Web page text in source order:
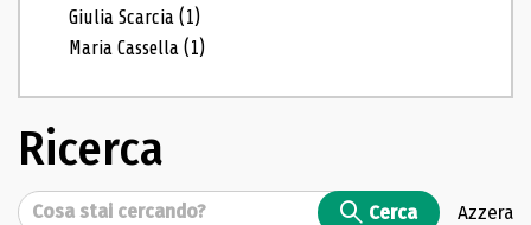
Giulia Scarcia(1)
Maria Cassella(1)
Ricerca
Cerca Cerca Azzera